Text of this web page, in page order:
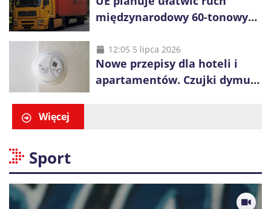
międzynarodowy 60-tonowych
konkurencji
12:05 5 lipca 2026
Nowe przepisy dla hoteli i
apartamentów. Czujki dymu
Więcej
Sport